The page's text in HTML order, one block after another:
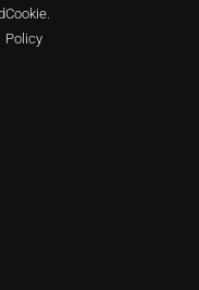
Cookie
Policy
.